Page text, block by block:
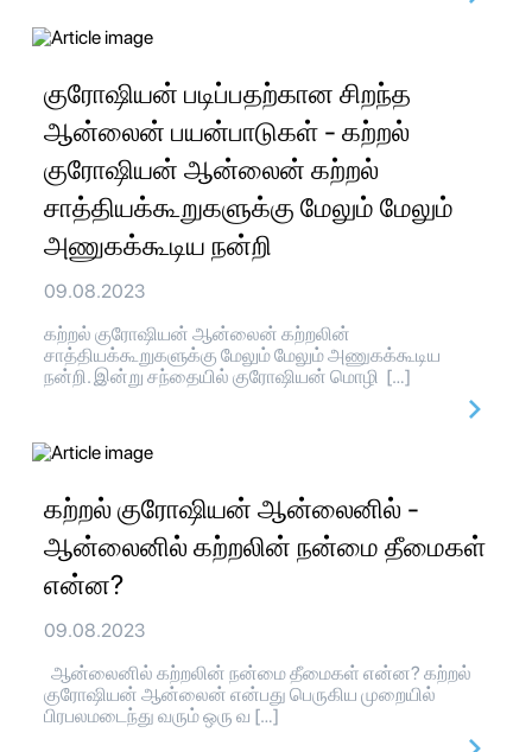
குரோஷியன் படிப்பதற்கான சிறந்த
ஆன்லைன் பயன்பாடுகள் - கற்றல்
குரோஷியன் ஆன்லைன் கற்றல்
சாத்தியக்கூறுகளுக்கு மேலும் மேலும்
அணுகக்கூடிய நன்றி
09.08.2023
கற்றல் குரோஷியன் ஆன்லைன் கற்றலின்
சாத்தியக்கூறுகளுக்கு மேலும் மேலும் அணுகக்கூடிய
நன்றி. இன்று சந்தையில் குரோஷியன் மொழி […]
கற்றல் குரோஷியன் ஆன்லைனில் -
ஆன்லைனில் கற்றலின் நன்மை தீமைகள்
என்ன?
09.08.2023
ஆன்லைனில் கற்றலின் நன்மை தீமைகள் என்ன? கற்றல்
குரோஷியன் ஆன்லைன் என்பது பெருகிய முறையில்
பிரபலமடைந்து வரும் ஒரு வ […]